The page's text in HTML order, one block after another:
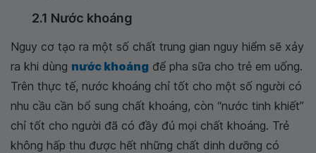
2.1 Nước khoáng
Nguy cơ tạo ra một số chất trung gian nguy hiểm sẽ xảy
ra khi dùng nước khoáng để pha sữa cho trẻ em uống.
Trên thực tế, nước khoáng chỉ tốt cho một số người có
nhu cầu cần bổ sung chất khoáng, còn “nước tinh khiết”
chỉ tốt cho người đã có đầy đủ mọi chất khoáng. Trẻ
không hấp thu được hết những chất dinh dưỡng có